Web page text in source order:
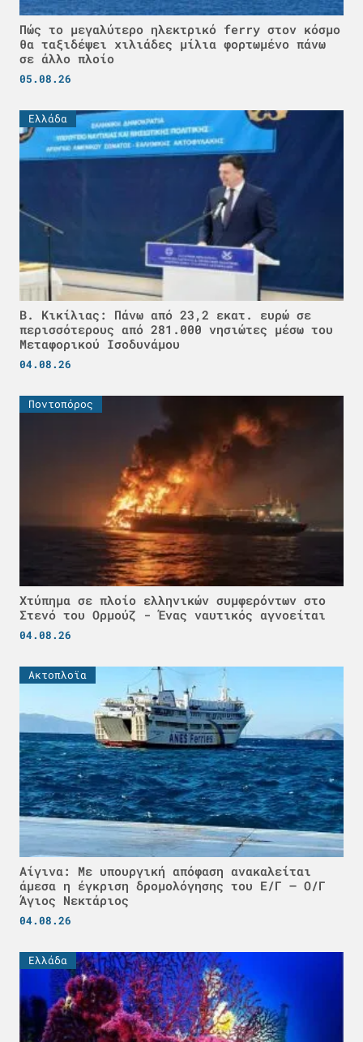
Πώς το μεγαλύτερο ηλεκτρικό ferry στον κόσμο
θα ταξιδέψει χιλιάδες μίλια φορτωμένο πάνω
σε άλλο πλοίο
05.08.26
Ελλάδα
Β. Κικίλιας: Πάνω από 23,2 εκατ. ευρώ σε
περισσότερους από 281.000 νησιώτες μέσω του
Μεταφορικού Ισοδυνάμου
04.08.26
Ποντοπόρος
Χτύπημα σε πλοίο ελληνικών συμφερόντων στο
Στενό του Ορμούζ - Ένας ναυτικός αγνοείται
04.08.26
Ακτοπλοϊα
Αίγινα: Με υπουργική απόφαση ανακαλείται
άμεσα η έγκριση δρομολόγησης του Ε/Γ – Ο/Γ
Άγιος Νεκτάριος
04.08.26
Ελλάδα